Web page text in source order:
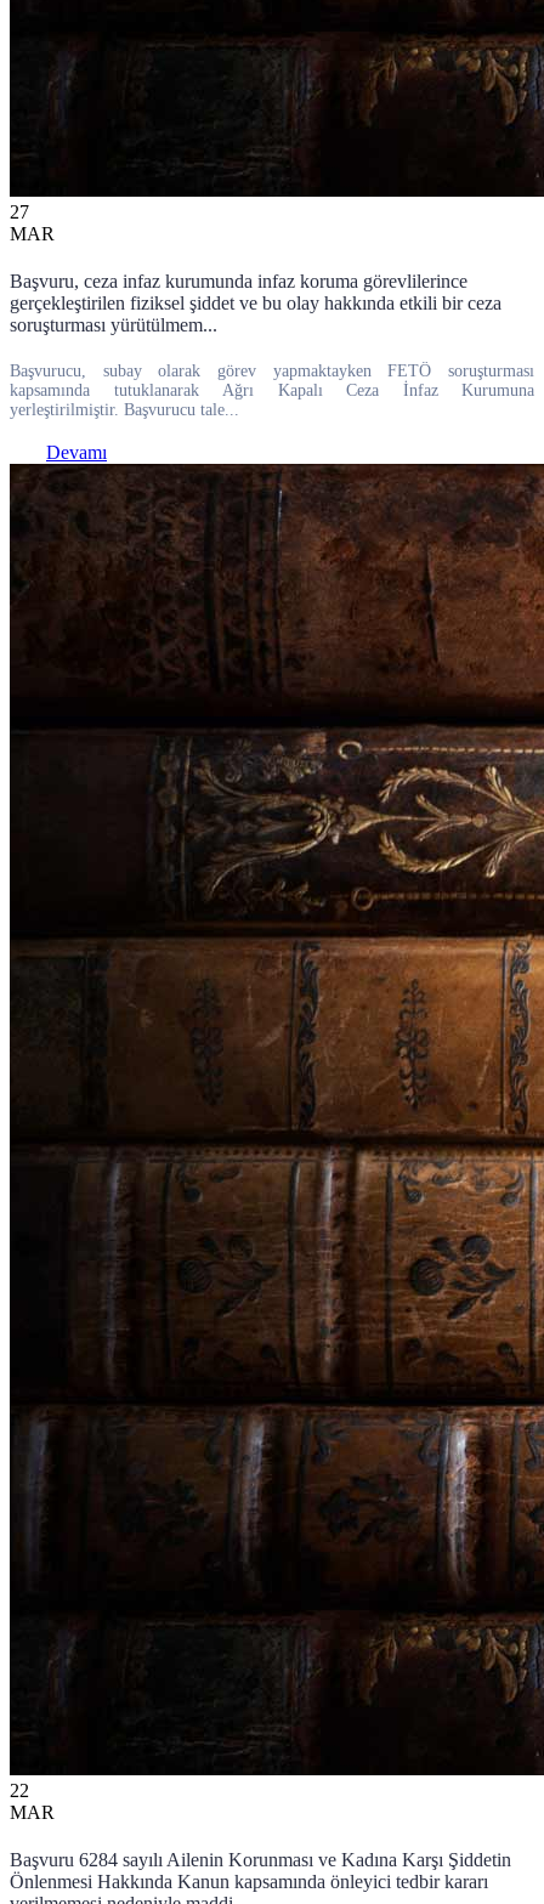
27
MAR
Başvuru, ceza infaz kurumunda infaz koruma görevlilerince
gerçekleştirilen fiziksel şiddet ve bu olay hakkında etkili bir ceza
soruşturması yürütülmem...
Başvurucu, subay olarak görev yapmaktayken FETÖ soruşturması
kapsamında tutuklanarak Ağrı Kapalı Ceza İnfaz Kurumuna
yerleştirilmiştir. Başvurucu tale...
Devamı
22
MAR
Başvuru 6284 sayılı Ailenin Korunması ve Kadına Karşı Şiddetin
Önlenmesi Hakkında Kanun kapsamında önleyici tedbir kararı